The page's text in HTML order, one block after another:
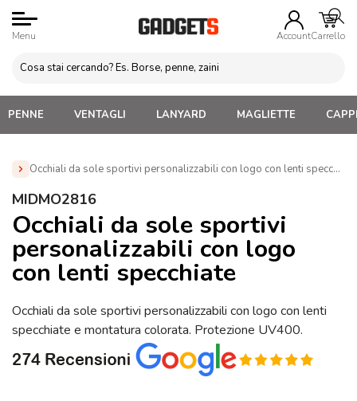
Menu AccountCarrello
PENNE VENTAGLI LANYARD MAGLIETTE
Occhiali da sole sportivi personalizzabili con logo con lenti
Home » Occhiali da Sole Personalizzati
personalizzabili con logo con lenti specchiate (MIDMO2816)
MIDMO2816
Occhiali da sole sportivi
personalizzabili con logo
con lenti specchiate
Occhiali da sole sportivi personalizzabili con logo con lenti
specchiate e montatura colorata. Protezione UV400.